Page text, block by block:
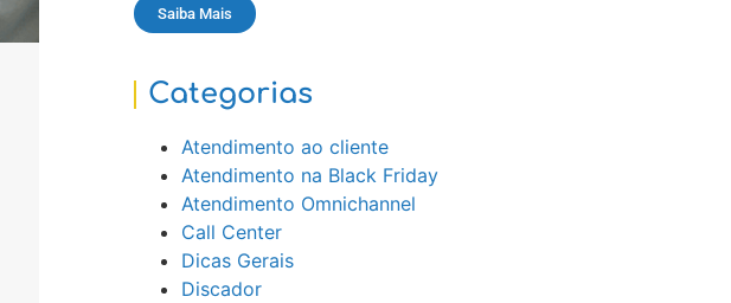
Saiba Mais
Categorias
Atendimento ao cliente
Atendimento na Black Friday
Atendimento Omnichannel
Call Center
Dicas Gerais
Discador